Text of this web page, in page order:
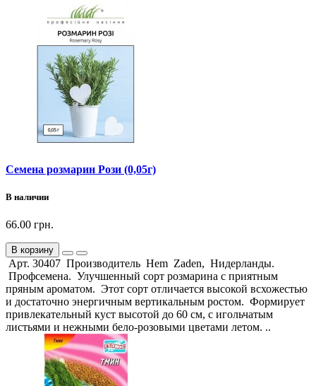
Семена розмарин Рози (0,05г)
В наличии
66.00 грн.
В корзину
Арт. 30407 Производитель Hem Zaden, Нидерланды.
Профсемена. Улучшенный сорт розмарина с приятным
пряным ароматом. Этот сорт отличается высокой всхожестью
и достаточно энергичным вертикальным ростом. Формирует
привлекательный куст высотой до 60 см, с игольчатым
листьями и нежными бело-розовыми цветами летом. ..